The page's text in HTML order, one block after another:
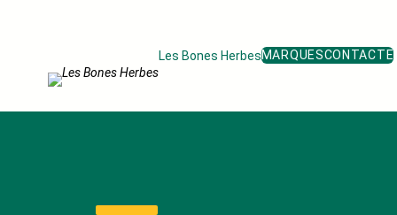
Les Bones HerbesMARQUESCONTACTE